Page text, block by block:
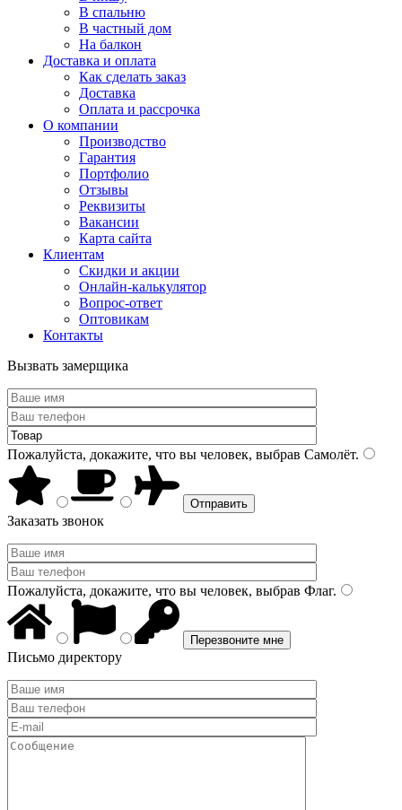
В спальню
В частный дом
На балкон
Доставка и оплата
Как сделать заказ
Доставка
Оплата и рассрочка
О компании
Производство
Гарантия
Портфолио
Отзывы
Реквизиты
Вакансии
Карта сайта
Клиентам
Скидки и акции
Онлайн-калькулятор
Вопрос-ответ
Оптовикам
Контакты
Вызвать замерщика
Пожалуйста, докажите, что вы человек, выбрав Самолёт.
Заказать звонок
Пожалуйста, докажите, что вы человек, выбрав Флаг.
Письмо директору